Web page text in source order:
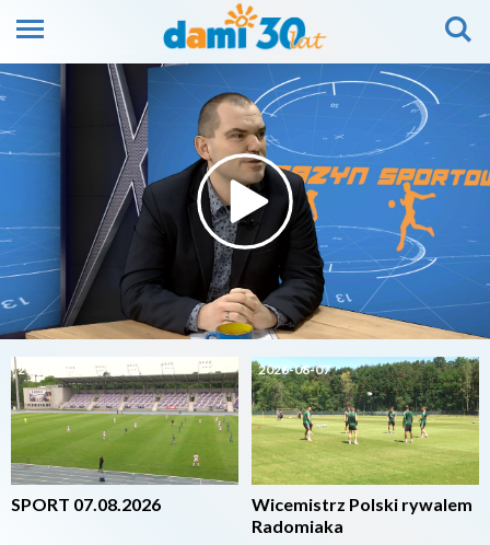
2026-08-07
SPORT 07.08.2026
2026-08-07
Wicemistrz Polski rywalem
Radomiaka